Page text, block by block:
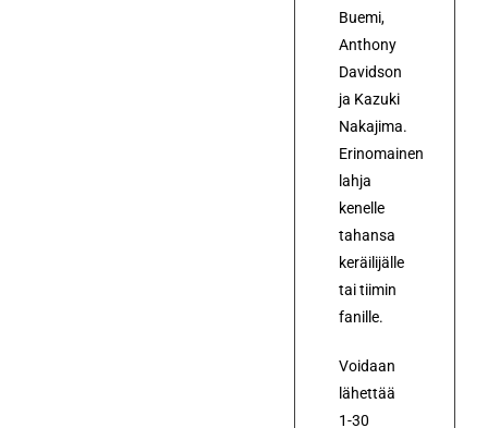
Buemi,
Anthony
Davidson
ja Kazuki
Nakajima.
Erinomainen
lahja
kenelle
tahansa
keräilijälle
tai tiimin
fanille.
Voidaan
lähettää
1-30